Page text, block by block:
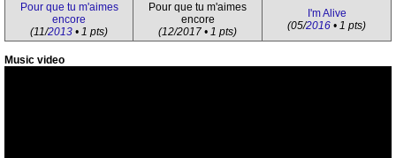
Pour que tu m'aimes
encore
(11/2013 • 1 pts)
Pour que tu m'aimes
encore
(12/2017 • 1 pts)
I'm Alive
(05/2016 • 1 pts)
Music video